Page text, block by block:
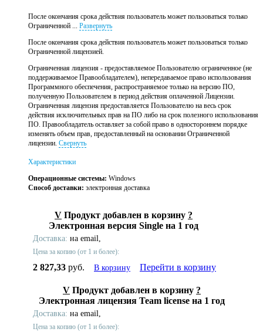
После окончания срока действия пользователь может пользоваться только
Ограниченной ... Развернуть
После окончания срока действия пользователь может пользоваться только
Ограниченной лицензией.
Ограниченная лицензия - предоставляемое Пользователю ограниченное (не
поддерживаемое Правообладателем), непередаваемое право использования
Программного обеспечения, распространяемое только на версию ПО,
полученную Пользователем в период действия оплаченной Лицензии.
Ограниченная лицензия предоставляется Пользователю на весь срок
действия исключительных прав на ПО либо на срок полезного использования
ПО. Правообладатель оставляет за собой право в одностороннем порядке
изменять объем прав, предоставленный на основании Ограниченной
лицензии. Свернуть
Характеристики
Операционные системы: Windows
Способ доставки: электронная доставка
V Продукт добавлен в корзину ?
Электронная версия Single на 1 год
Доставка: на email,
Цена за копию (от 1 и более):
2 827,33 руб. В корзину Перейти в корзину
V Продукт добавлен в корзину ?
Электронная лицензия Team license на 1 год
Доставка: на email,
Цена за копию (от 1 и более):